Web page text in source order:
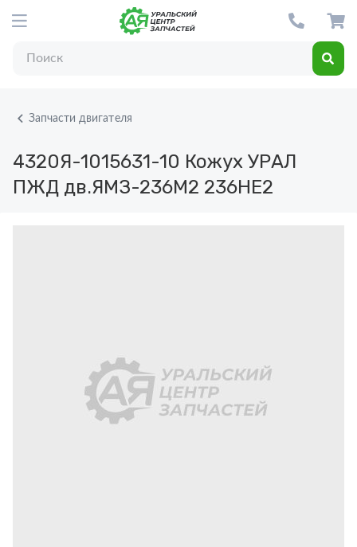
Запчасти двигателя
4320Я-1015631-10 Кожух УРАЛ
ПЖД дв.ЯМЗ-236М2 236НЕ2